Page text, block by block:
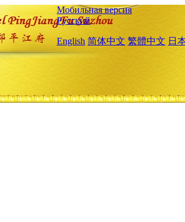
Мобильная версия
Русский
English 简体中文 繁體中文 日